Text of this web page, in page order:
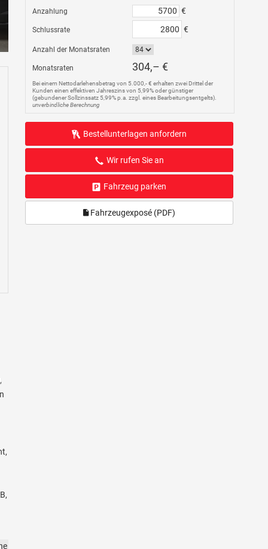
Anzahlung €
Schlussrate €
Anzahl der Monatsraten
Monatsraten 304,– €
Bei einem Nettodarlehensbetrag von 5.000,- € erhalten zwei Drittel der
Kunden einen effektiven Jahreszins von 5,99% oder günstiger
(gebundener Sollzinssatz 5,99% p.a. zzgl. eines Bearbeitungsentgelts).
unverbindliche Berechnung
Bestellunterlagen anfordern
Wir rufen Sie an
Fahrzeug parken
Fahrzeugexposé (PDF)